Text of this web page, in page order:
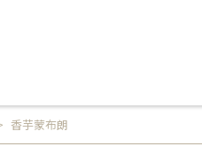
香芋蒙布朗